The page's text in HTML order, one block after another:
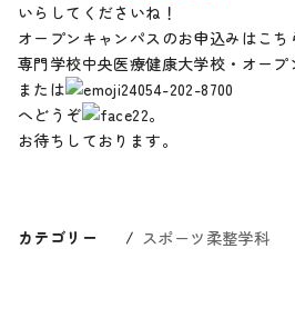
いらしてくださいね！
オープンキャンパスのお申込みはこ
専門学校中央医療健康大学校・オープ
または
054-202-8700
へどうぞ
。
お待ちしております。
カテゴリー スポーツ柔整学科